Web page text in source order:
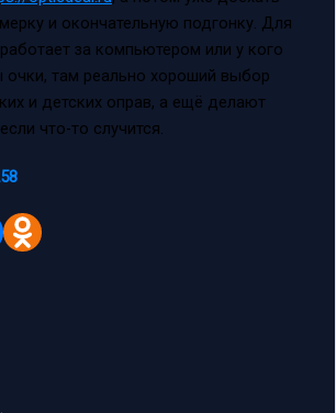
и окончательную подгонку. Для
за компьютером или у кого
очки, там реально хороший выбор
и детских оправ, а ещё делают
что-то случится.